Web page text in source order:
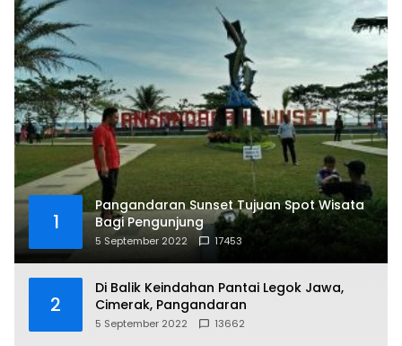
1
Pangandaran Sunset Tujuan Spot Wisata
Bagi Pengunjung
5 September 2022 17453
2
Di Balik Keindahan Pantai Legok Jawa,
Cimerak, Pangandaran
5 September 2022 13662